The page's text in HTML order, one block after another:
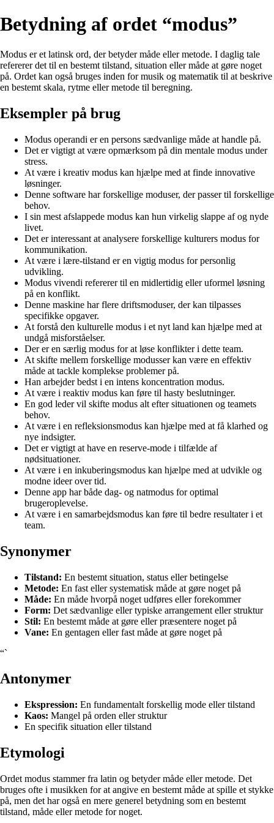
Betydning af ordet “modus”
Modus er et latinsk ord, der betyder måde eller metode. I daglig tale
refererer det til en bestemt tilstand, situation eller måde at gøre noget
på. Ordet kan også bruges inden for musik og matematik til at beskrive
en bestemt skala, rytme eller metode til beregning.
Eksempler på brug
Modus operandi er en persons sædvanlige måde at handle på.
Det er vigtigt at være opmærksom på din mentale modus under
stress.
At være i kreativ modus kan hjælpe med at finde innovative
løsninger.
Denne software har forskellige moduser, der passer til forskellige
behov.
I sin mest afslappede modus kan hun virkelig slappe af og nyde
livet.
Det er interessant at analysere forskellige kulturers modus for
kommunikation.
At være i lære-tilstand er en vigtig modus for personlig
udvikling.
Modus vivendi refererer til en midlertidig eller uformel løsning
på en konflikt.
Denne maskine har flere driftsmoduser, der kan tilpasses
specifikke opgaver.
At forstå den kulturelle modus i et nyt land kan hjælpe med at
undgå misforståelser.
Der er en særlig modus for at løse konflikter i dette team.
At skifte mellem forskellige modusser kan være en effektiv
måde at tackle komplekse problemer på.
Han arbejder bedst i en intens koncentration modus.
At være i reaktiv modus kan føre til hasty beslutninger.
En god leder vil skifte modus alt efter situationen og teamets
behov.
At være i en refleksionsmodus kan hjælpe med at få klarhed og
nye indsigter.
Det er vigtigt at have en reserve-mode i tilfælde af
nødsituationer.
At være i en inkuberingsmodus kan hjælpe med at udvikle og
modne ideer over tid.
Denne app har både dag- og natmodus for optimal
brugeroplevelse.
At være i en samarbejdsmodus kan føre til bedre resultater i et
team.
Synonymer
Tilstand: En bestemt situation, status eller betingelse
Metode: En fast eller systematisk måde at gøre noget på
Måde: En måde hvorpå noget udføres eller forekommer
Form: Det sædvanlige eller typiske arrangement eller struktur
Stil: En bestemt måde at gøre eller præsentere noget på
Vane: En gentagen eller fast måde at gøre noget på
“`
Antonymer
Ekspression: En fundamentalt forskellig mode eller tilstand
Kaos: Mangel på orden eller struktur
En specifik situation eller tilstand
Etymologi
Ordet modus stammer fra latin og betyder måde eller metode. Det
bruges ofte i musikken for at angive en bestemt måde at spille et stykke
på, men det har også en mere generel betydning som en bestemt
tilstand, måde eller metode for noget.